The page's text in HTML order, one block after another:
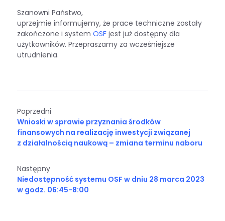
Szanowni Państwo,
uprzejmie informujemy, że prace techniczne zostały
zakończone i system OSF jest już dostępny dla
użytkowników. Przepraszamy za wcześniejsze
utrudnienia.
Poprzedni
Wnioski w sprawie przyznania środków
finansowych na realizację inwestycji związanej
z działalnością naukową – zmiana terminu naboru
Następny
Niedostępność systemu OSF w dniu 28 marca 2023
w godz. 06:45-8:00